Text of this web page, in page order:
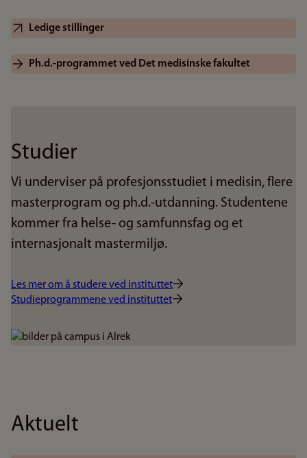
Ledige stillinger
Ph.d.-programmet ved Det medisinske fakultet
Studier
Vi underviser på profesjonsstudiet i medisin, flere
masterprogram og ph.d.-utdanning. Studentene
kommer fra helse- og samfunnsfag og et
internasjonalt mastermiljø.
Les mer om å studere ved instituttet
Studieprogrammene ved instituttet
Bilde
Aktuelt